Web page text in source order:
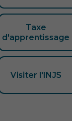
Taxe
d'apprentissage
Visiter l'INJS